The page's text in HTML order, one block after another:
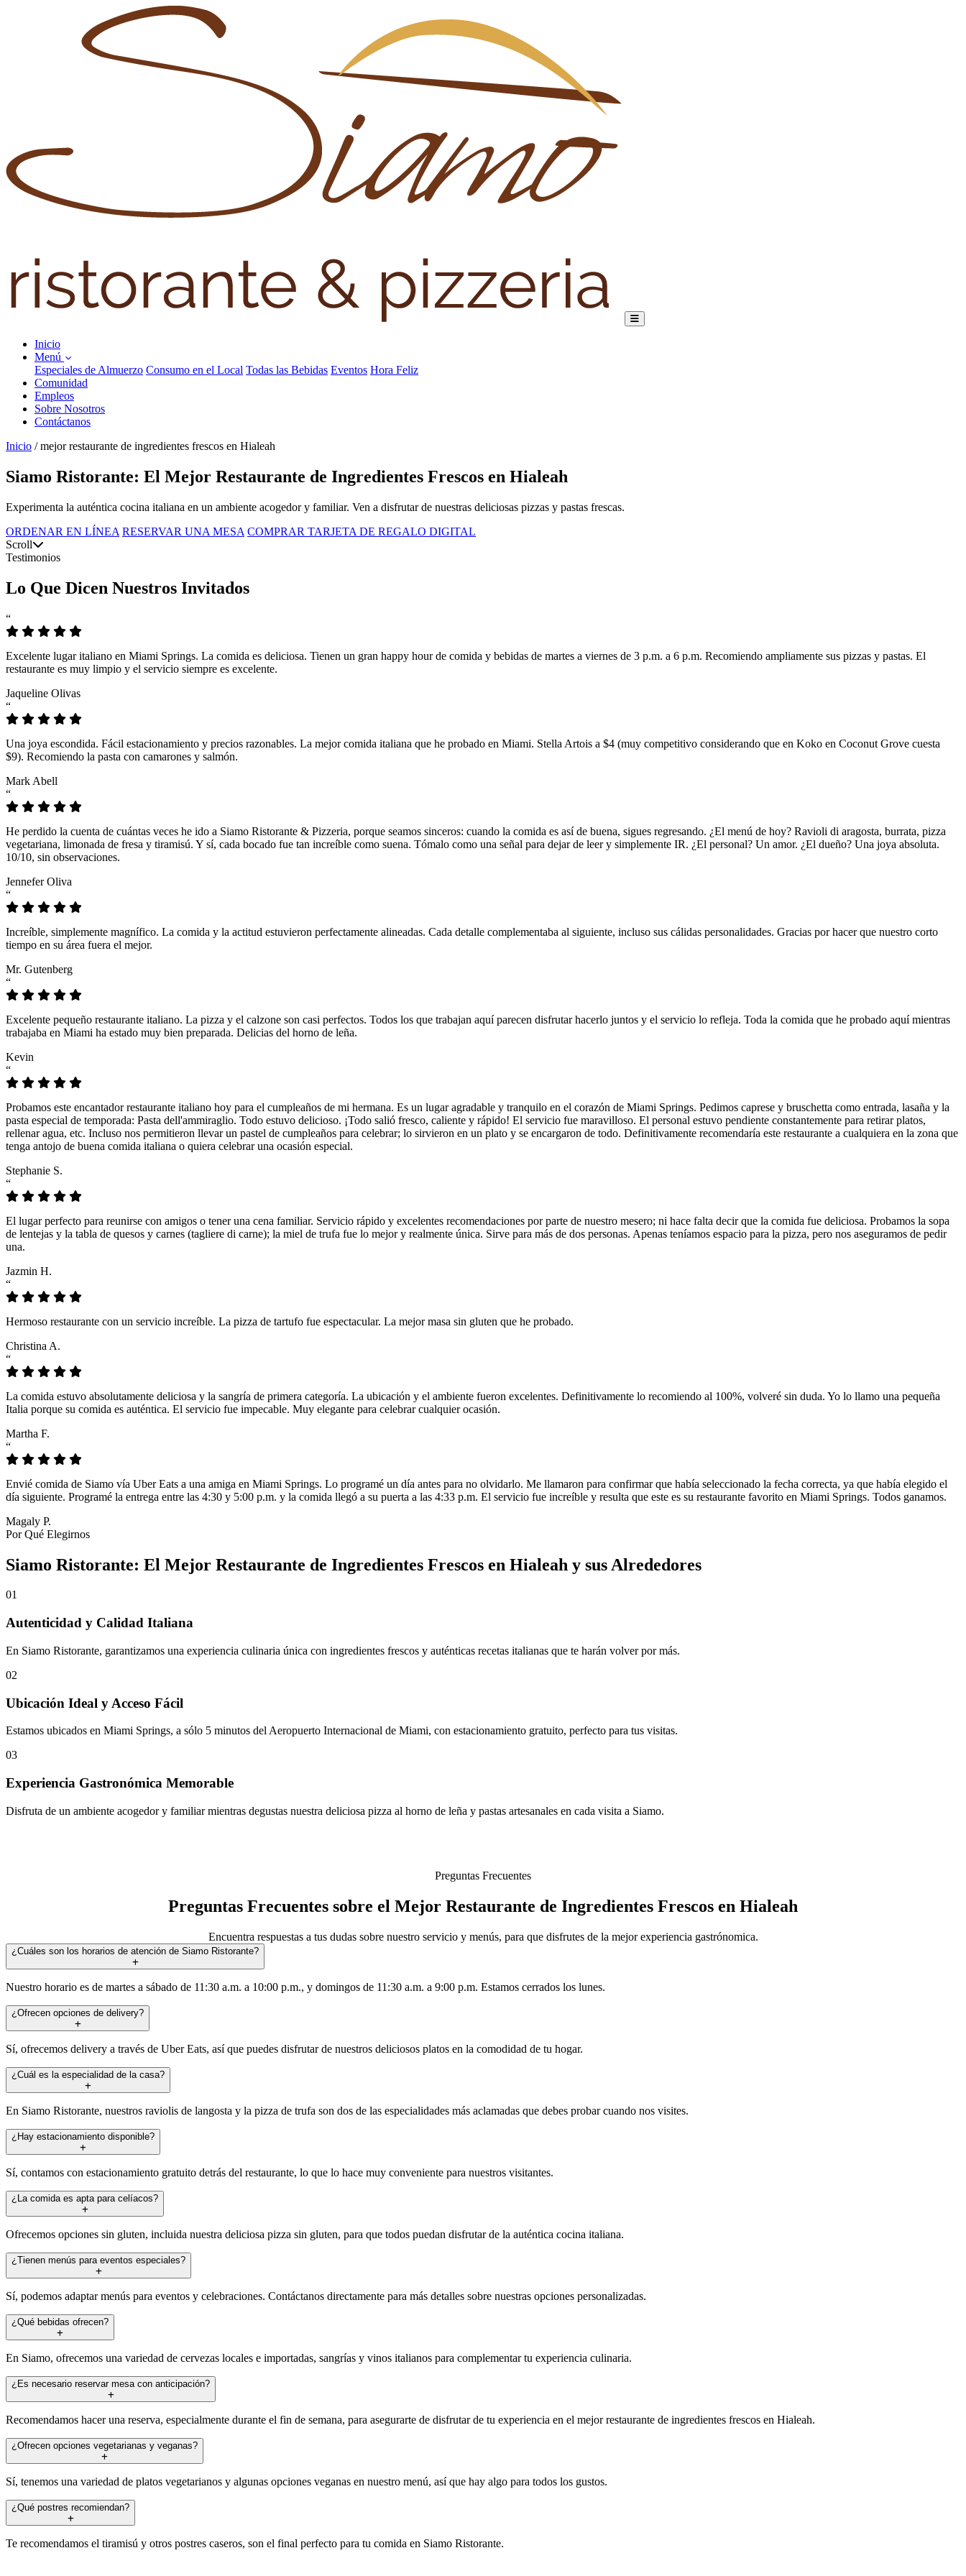
Inicio
Menú
Especiales de Almuerzo Consumo en el Local Todas las Bebidas Eventos Hora Feliz
Comunidad
Empleos
Sobre Nosotros
Contáctanos
Inicio / mejor restaurante de ingredientes frescos en Hialeah
Siamo Ristorante: El Mejor Restaurante de Ingredientes Frescos en Hialeah
Experimenta la auténtica cocina italiana en un ambiente acogedor y familiar. Ven a disfrutar de nuestras deliciosas pizzas y pastas frescas.
ORDENAR EN LÍNEA RESERVAR UNA MESA COMPRAR TARJETA DE REGALO DIGITAL
Scroll
Testimonios
Lo Que Dicen Nuestros Invitados
“
Excelente lugar italiano en Miami Springs. La comida es deliciosa. Tienen un gran happy hour de comida y bebidas de martes a viernes de 3 p.m. a 6 p.m. Recomiendo ampliamente sus pizzas y pastas. El
restaurante es muy limpio y el servicio siempre es excelente.
Jaqueline Olivas
“
Una joya escondida. Fácil estacionamiento y precios razonables. La mejor comida italiana que he probado en Miami. Stella Artois a $4 (muy competitivo considerando que en Koko en Coconut Grove cuesta
$9). Recomiendo la pasta con camarones y salmón.
Mark Abell
“
He perdido la cuenta de cuántas veces he ido a Siamo Ristorante & Pizzeria, porque seamos sinceros: cuando la comida es así de buena, sigues regresando. ¿El menú de hoy? Ravioli di aragosta, burrata, pizza
vegetariana, limonada de fresa y tiramisú. Y sí, cada bocado fue tan increíble como suena. Tómalo como una señal para dejar de leer y simplemente IR. ¿El personal? Un amor. ¿El dueño? Una joya absoluta.
10/10, sin observaciones.
Jennefer Oliva
“
Increíble, simplemente magnífico. La comida y la actitud estuvieron perfectamente alineadas. Cada detalle complementaba al siguiente, incluso sus cálidas personalidades. Gracias por hacer que nuestro corto
tiempo en su área fuera el mejor.
Mr. Gutenberg
“
Excelente pequeño restaurante italiano. La pizza y el calzone son casi perfectos. Todos los que trabajan aquí parecen disfrutar hacerlo juntos y el servicio lo refleja. Toda la comida que he probado aquí mientras
trabajaba en Miami ha estado muy bien preparada. Delicias del horno de leña.
Kevin
“
Probamos este encantador restaurante italiano hoy para el cumpleaños de mi hermana. Es un lugar agradable y tranquilo en el corazón de Miami Springs. Pedimos caprese y bruschetta como entrada, lasaña y la
pasta especial de temporada: Pasta dell'ammiraglio. Todo estuvo delicioso. ¡Todo salió fresco, caliente y rápido! El servicio fue maravilloso. El personal estuvo pendiente constantemente para retirar platos,
rellenar agua, etc. Incluso nos permitieron llevar un pastel de cumpleaños para celebrar; lo sirvieron en un plato y se encargaron de todo. Definitivamente recomendaría este restaurante a cualquiera en la zona que
tenga antojo de buena comida italiana o quiera celebrar una ocasión especial.
Stephanie S.
“
El lugar perfecto para reunirse con amigos o tener una cena familiar. Servicio rápido y excelentes recomendaciones por parte de nuestro mesero; ni hace falta decir que la comida fue deliciosa. Probamos la sopa
de lentejas y la tabla de quesos y carnes (tagliere di carne); la miel de trufa fue lo mejor y realmente única. Sirve para más de dos personas. Apenas teníamos espacio para la pizza, pero nos aseguramos de pedir
una.
Jazmin H.
“
Hermoso restaurante con un servicio increíble. La pizza de tartufo fue espectacular. La mejor masa sin gluten que he probado.
Christina A.
“
La comida estuvo absolutamente deliciosa y la sangría de primera categoría. La ubicación y el ambiente fueron excelentes. Definitivamente lo recomiendo al 100%, volveré sin duda. Yo lo llamo una pequeña
Italia porque su comida es auténtica. El servicio fue impecable. Muy elegante para celebrar cualquier ocasión.
Martha F.
“
Envié comida de Siamo vía Uber Eats a una amiga en Miami Springs. Lo programé un día antes para no olvidarlo. Me llamaron para confirmar que había seleccionado la fecha correcta, ya que había elegido el
día siguiente. Programé la entrega entre las 4:30 y 5:00 p.m. y la comida llegó a su puerta a las 4:33 p.m. El servicio fue increíble y resulta que este es su restaurante favorito en Miami Springs. Todos ganamos.
Magaly P.
Por Qué Elegirnos
Siamo Ristorante: El Mejor Restaurante de Ingredientes Frescos en Hialeah y sus Alrededores
01
Autenticidad y Calidad Italiana
En Siamo Ristorante, garantizamos una experiencia culinaria única con ingredientes frescos y auténticas recetas italianas que te harán volver por más.
02
Ubicación Ideal y Acceso Fácil
Estamos ubicados en Miami Springs, a sólo 5 minutos del Aeropuerto Internacional de Miami, con estacionamiento gratuito, perfecto para tus visitas.
03
Experiencia Gastronómica Memorable
Disfruta de un ambiente acogedor y familiar mientras degustas nuestra deliciosa pizza al horno de leña y pastas artesanales en cada visita a Siamo.
Preguntas Frecuentes
Preguntas Frecuentes sobre el Mejor Restaurante de Ingredientes Frescos en Hialeah
Encuentra respuestas a tus dudas sobre nuestro servicio y menús, para que disfrutes de la mejor experiencia gastrónomica.
¿Cuáles son los horarios de atención de Siamo Ristorante?
Nuestro horario es de martes a sábado de 11:30 a.m. a 10:00 p.m., y domingos de 11:30 a.m. a 9:00 p.m. Estamos cerrados los lunes.
¿Ofrecen opciones de delivery?
Sí, ofrecemos delivery a través de Uber Eats, así que puedes disfrutar de nuestros deliciosos platos en la comodidad de tu hogar.
¿Cuál es la especialidad de la casa?
En Siamo Ristorante, nuestros raviolis de langosta y la pizza de trufa son dos de las especialidades más aclamadas que debes probar cuando nos visites.
¿Hay estacionamiento disponible?
Sí, contamos con estacionamiento gratuito detrás del restaurante, lo que lo hace muy conveniente para nuestros visitantes.
¿La comida es apta para celíacos?
Ofrecemos opciones sin gluten, incluida nuestra deliciosa pizza sin gluten, para que todos puedan disfrutar de la auténtica cocina italiana.
¿Tienen menús para eventos especiales?
Sí, podemos adaptar menús para eventos y celebraciones. Contáctanos directamente para más detalles sobre nuestras opciones personalizadas.
¿Qué bebidas ofrecen?
En Siamo, ofrecemos una variedad de cervezas locales e importadas, sangrías y vinos italianos para complementar tu experiencia culinaria.
¿Es necesario reservar mesa con anticipación?
Recomendamos hacer una reserva, especialmente durante el fin de semana, para asegurarte de disfrutar de tu experiencia en el mejor restaurante de ingredientes frescos en Hialeah.
¿Ofrecen opciones vegetarianas y veganas?
Sí, tenemos una variedad de platos vegetarianos y algunas opciones veganas en nuestro menú, así que hay algo para todos los gustos.
¿Qué postres recomiendan?
Te recomendamos el tiramisú y otros postres caseros, son el final perfecto para tu comida en Siamo Ristorante.